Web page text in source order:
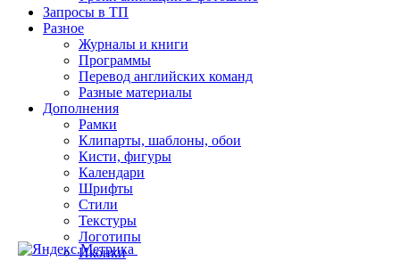
Запросы в ТП
Разное
Журналы и книги
Программы
Перевод английских команд
Разные материалы
Дополнения
Рамки
Клипарты, шаблоны, обои
Кисти, фигуры
Календари
Шрифты
Стили
Текстуры
Логотипы
Иконки